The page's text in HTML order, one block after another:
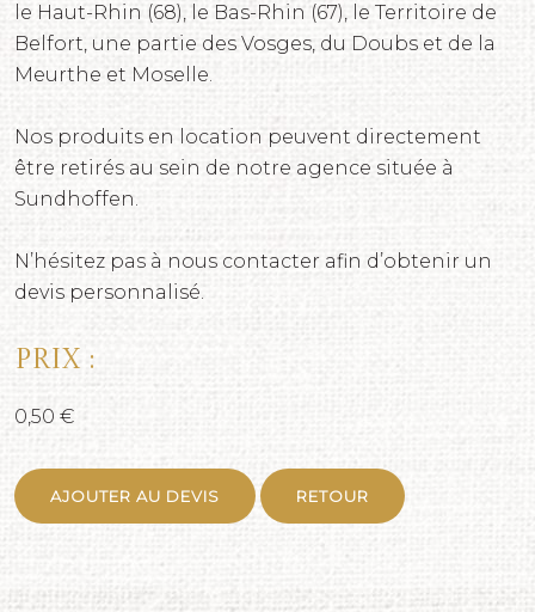
le Haut-Rhin (68), le Bas-Rhin (67), le Territoire de
Belfort, une partie des Vosges, du Doubs et de la
Meurthe et Moselle.
Nos produits en location peuvent directement
être retirés au sein de notre agence située à
Sundhoffen.
N’hésitez pas à nous contacter afin d’obtenir un
devis personnalisé.
Prix :
0,50 €
AJOUTER AU DEVIS RETOUR